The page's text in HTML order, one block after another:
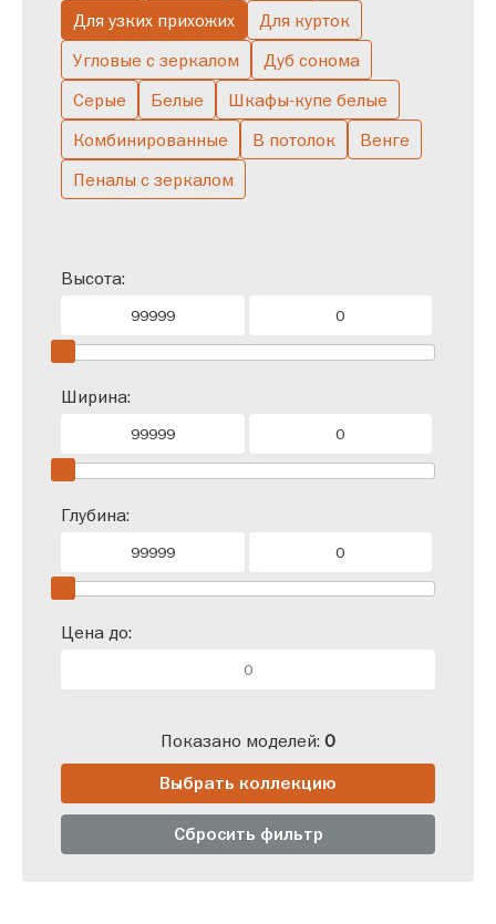
Для узких прихожих
Для курток
Угловые с зеркалом
Дуб сонома
Серые
Белые
Шкафы-купе белые
Комбинированные
В потолок
Венге
Пеналы с зеркалом
Высота:
Ширина:
Глубина:
Цена до:
Показано моделей: 0
Сбросить фильтр
Выбрать коллекцию